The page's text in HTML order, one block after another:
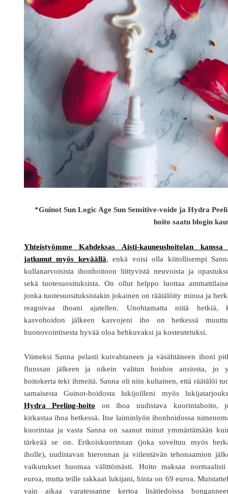
*Guinot Sun Logic Age Sun Sensitive-voide ja Hydra
hoito saatu blogin
Yhteistyömme Kahdeksas Aisti-kauneushoitolan
jatkunut myös keväällä, enkä voisi olla kiitollisempi
kullanarvoisista ihonhoitoon liittyvistä neuvoista ja
sekä tuotesuosituksista. On ollut helppo luottaa
jonka tuotesuosituksistakin jokainen on räätälöity minua ja
reagoivaa ihoani ajatellen. Unohtamatta niitä hetkiä,
kasvohoidon jälkeen kasvojeni iho on hetkessä
huonovointisesta hyvää oloa hehkuvaksi ja kosteutetuksi.
Viimeksi Sanna pelasti kuivahtaneen ja väsähtäneen ihoni
flunssan jälkeen ja oikein valitun hoidon ansiosta, jo
hoitokerta teki ihmeitä. Sanna oli niin kultainen, että räätälöi
samaisesta Guinot-hoidosta lukijoilleni myös
Hydra Peeling-hoito on ihoa uudistava kuorintahoito,
kirkastaa ihoa hetkessä. Itse laiminlyön ihonhoidossa
kuorintaa ja vasta Sanna on saanut minut ymmärtämään
tärkeää se on. Erikoiskuorinnan (joka soveltuu myös
iholle), uudistavan hieronnan ja viilentävän tehonaamion
vaikutukset huomaa välittömästi. Hoito maksaa
euroa, mutta teille rakkaat lukijani, hinta on 69 euroa.
vain aikaa varatessanne kertoa lisätiedoissa